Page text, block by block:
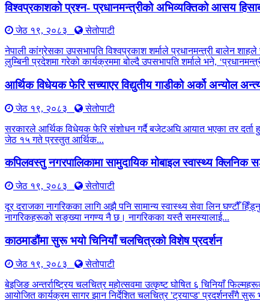
विश्वप्रकाशको प्रश्न- प्रधानमन्त्रीको अभिव्यक्तिको आसय
जेठ १९, २०८३
सेतोपाटी
नेपाली कांग्रेसका उपसभापति विश्वप्रकाश शर्माले प्रधानमन्त्री बालेन
लुम्बिनी प्रदेशमा गरेको कार्यक्रममा बोल्दै उपसभापति शर्माले भने,
आर्थिक विधेयक फेरि सच्याएर विद्युतीय गाडीको अर्को अन्योल
जेठ १९, २०८३
सेतोपाटी
सरकारले आर्थिक विधेयक फेरि संशोधन गर्दै बजेटअघि आयात भएका तर दर्ता
जेठ १५ गते प्रस्तुत आर्थिक...
कपिलवस्तु नगरपालिकामा सामुदायिक मोबाइल स्वास्थ्य क्लिनिक
जेठ १९, २०८३
सेतोपाटी
दूर दराजका नागरिकका लागि अझै पनि सामान्य स्वास्थ्य सेवा लिन घण्टौँ
नागरिकहरूको सङ्ख्या नगण्य नै छ। नागरिकका यस्तै समस्यालाई...
काठमाडौंमा सुरू भयो चिनियाँ चलचित्रको विशेष प्रदर्शन
जेठ १९, २०८३
सेतोपाटी
बेइजिङ अन्तर्राष्ट्रिय चलचित्र महोत्सवमा उत्कृष्ट घोषित ६ चिनियाँ
आयोजित कार्यक्रम सागर झान निर्देशित चलचित्र 'ट्रयाप्ड' प्रदर्शनसँगै